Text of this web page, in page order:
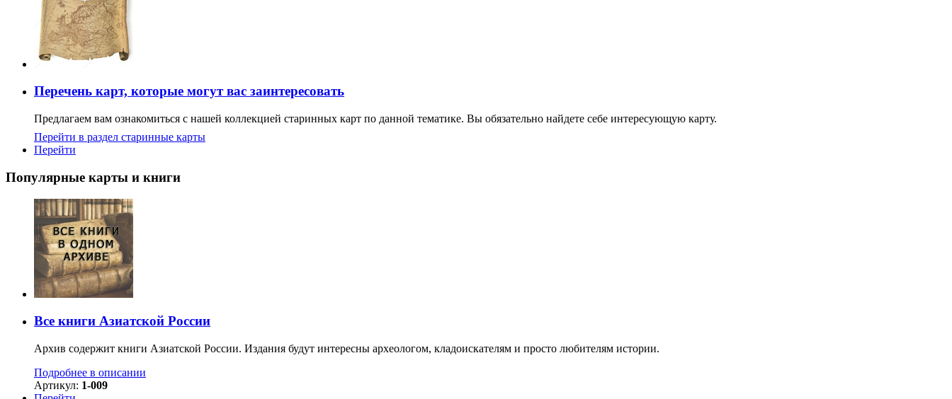
Перечень карт, которые могут вас заинтересовать
Предлагаем вам ознакомиться с нашей коллекцией старинных карт по данной тематике. Вы обязательно найдете себе интересующую карту.
Перейти в раздел старинные карты
Перейти
Популярные карты и книги
Все книги Азиатской России
Архив содержит книги Азиатской России. Издания будут интересны археологом, кладоискателям и просто любителям истории.
Подробнее в описании
Артикул: 1-009